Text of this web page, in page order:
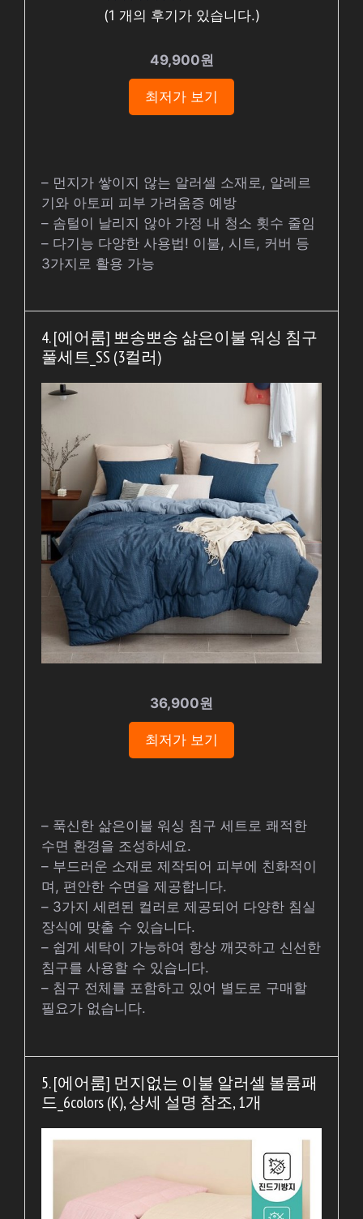
(1 개의 후기가 있습니다.)
49,900원
최저가 보기
– 먼지가 쌓이지 않는 알러셀 소재로, 알레르
기와 아토피 피부 가려움증 예방
– 솜털이 날리지 않아 가정 내 청소 횟수 줄임
– 다기능 다양한 사용법! 이불, 시트, 커버 등
3가지로 활용 가능
4. [에어룸] 뽀송뽀송 삶은이불 워싱 침구
풀세트_SS (3컬러)
36,900원
최저가 보기
– 푹신한 삶은이불 워싱 침구 세트로 쾌적한
수면 환경을 조성하세요.
– 부드러운 소재로 제작되어 피부에 친화적이
며, 편안한 수면을 제공합니다.
– 3가지 세련된 컬러로 제공되어 다양한 침실
장식에 맞출 수 있습니다.
– 쉽게 세탁이 가능하여 항상 깨끗하고 신선한
침구를 사용할 수 있습니다.
– 침구 전체를 포함하고 있어 별도로 구매할
필요가 없습니다.
5. [에어룸] 먼지없는 이불 알러셀 볼륨패
드_6colors (K), 상세 설명 참조, 1개